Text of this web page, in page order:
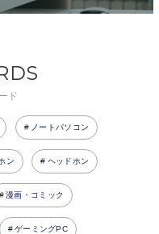
ド
ノートパソコン
ン ヘッドホン
漫画・コミック
ゲーミングPC